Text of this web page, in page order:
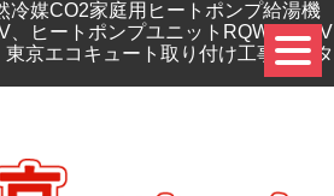
冷媒CO2家庭用ヒートポンプ給湯機
、ヒートポンプユニットRQW45XHV
京エコキュート取り付け工事センタ